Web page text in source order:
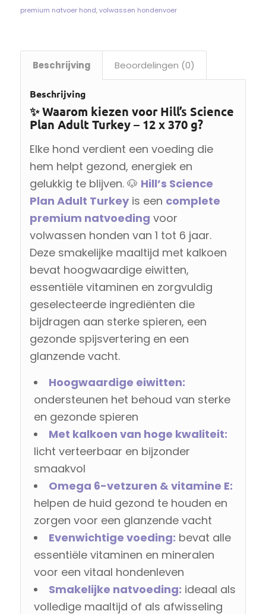
premium natvoer hond,volwassen hondenvoer
Beschrijving Beoordelingen (0)
Beschrijving
✨ Waarom kiezen voor Hill’s Science
Plan Adult Turkey – 12 x 370 g?
Elke hond verdient een voeding die
hem helpt gezond, energiek en
gelukkig te blijven. 🐶 Hill’s Science
Plan Adult Turkeyis een complete
premium natvoeding voor
volwassen honden van 1 tot 6 jaar.
Deze smakelijke maaltijd met kalkoen
bevat hoogwaardige eiwitten,
essentiële vitaminen en zorgvuldig
geselecteerde ingrediënten die
bijdragen aan sterke spieren, een
gezonde spijsvertering en een
glanzende vacht.
Hoogwaardige eiwitten:
ondersteunen het behoud van sterke
en gezonde spieren
Met kalkoen van hoge kwaliteit:
licht verteerbaar en bijzonder
smaakvol
Omega 6-vetzuren & vitamine E:
helpen de huid gezond te houden en
zorgen voor een glanzende vacht
Evenwichtige voeding: bevat alle
essentiële vitaminen en mineralen
voor een vitaal hondenleven
Smakelijke natvoeding: ideaal als
volledige maaltijd of als afwisseling